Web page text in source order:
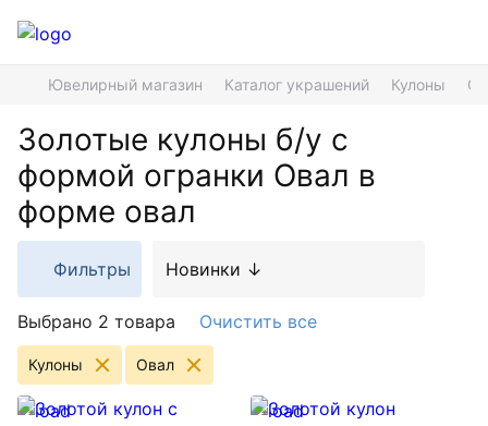
Ювелирный магазин Каталог украшений Кулоны
Золотые кулоны б/у с
формой огранки Овал в
форме овал
Выбрано 2 товара Очистить все
Кулоны Овал
Фильтры Новинки ↓